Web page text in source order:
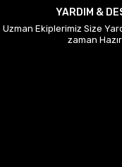
YARDIM &
Uzman Ekiplerimiz Size
zaman